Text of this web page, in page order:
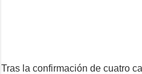
Tras la confirmación de cuatro